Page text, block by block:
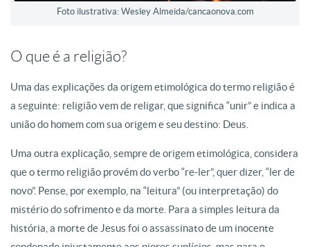
Foto ilustrativa: Wesley Almeida/cancaonova.com
O que é a religião?
Uma das explicações da origem etimológica do termo religião é
a seguinte: religião vem de religar, que significa “unir” e indica a
união do homem com sua origem e seu destino: Deus.
Uma outra explicação, sempre de origem etimológica, considera
que o termo religião provém do verbo “re-ler”, quer dizer, “ler de
novo”. Pense, por exemplo, na “leitura” (ou interpretação) do
mistério do sofrimento e da morte. Para a simples leitura da
história, a morte de Jesus foi o assassinato de um inocente